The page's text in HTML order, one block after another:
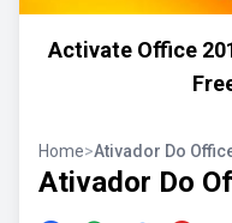
Activate Office
Home>Ativador Do
Ativador Do